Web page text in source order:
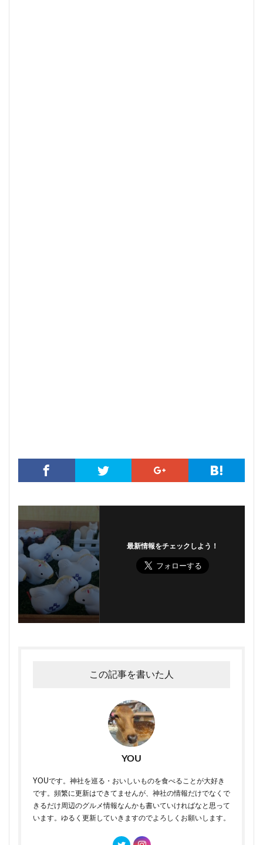
最新情報をチェックしよう！
この記事を書いた人
YOU
YOUです。神社を巡る・おいしいものを食べることが大好き
です。頻繁に更新はできてませんが、神社の情報だけでなくで
きるだけ周辺のグルメ情報なんかも書いていければなと思って
います。ゆるく更新していきますのでよろしくお願いします。